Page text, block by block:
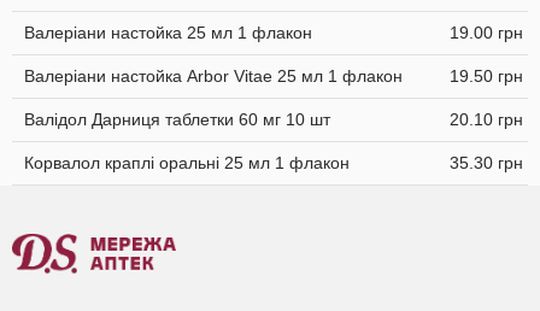
Валеріани настойка 25 мл 1 флакон 19.00 грн
Валеріани настойка Arbor Vitae 25 мл 1 флакон 19.50 грн
Валідол Дарниця таблетки 60 мг 10 шт 20.10 грн
Корвалол краплі оральні 25 мл 1 флакон 35.30 грн